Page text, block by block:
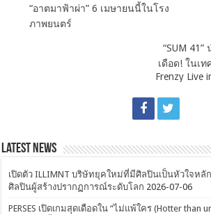
“อาตมาฟ้าผ่า” 6 เมษายนนี้ในโรง
ภาพยนตร์
“SUM
เดือด! ในเท
Frenzy Live
Latest News
เปิดตัว ILLIMNT บริษัทยุคใหม่ที่มีศิลปินเป็นหัวใจหลัก
ศิลปินผู้สร้างปรากฏการณ์ระดับโลก 2026-07-06
PERSES เปิดเกมสุดเดือดใน “ไม่แพ้ใคร (Hotter than